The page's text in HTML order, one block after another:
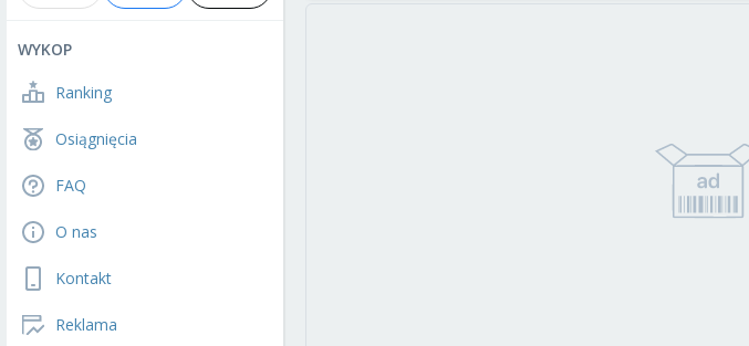
WYKOP
Ranking
Osiągnięcia
FAQ
O nas
Kontakt
Reklama